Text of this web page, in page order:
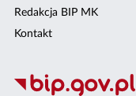
Redakcja BIP MK
Kontakt